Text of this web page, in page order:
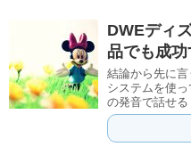
DWEディ
品でも成
結論から先に
システムを使
の発音で話せる